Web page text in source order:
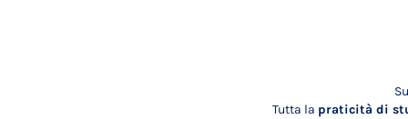
Tutta la praticità di